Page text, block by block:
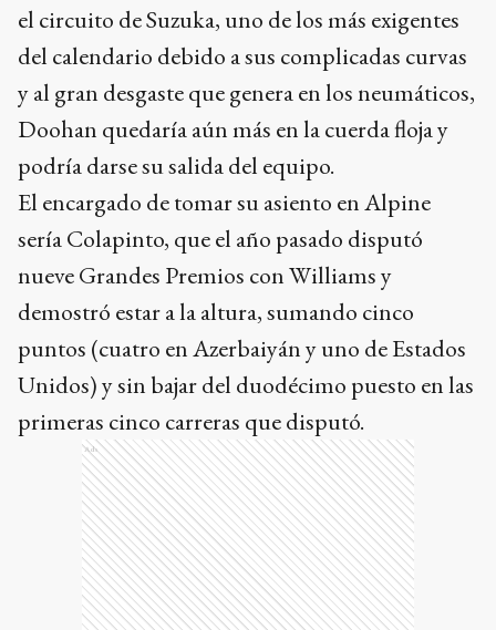
el circuito de Suzuka, uno de los más exigentes
del calendario debido a sus complicadas curvas
y al gran desgaste que genera en los neumáticos,
Doohan quedaría aún más en la cuerda floja y
podría darse su salida del equipo.
El encargado de tomar su asiento en Alpine
sería Colapinto, que el año pasado disputó
nueve Grandes Premios con Williams y
demostró estar a la altura, sumando cinco
puntos (cuatro en Azerbaiyán y uno de Estados
Unidos) y sin bajar del duodécimo puesto en las
primeras cinco carreras que disputó.
Ads